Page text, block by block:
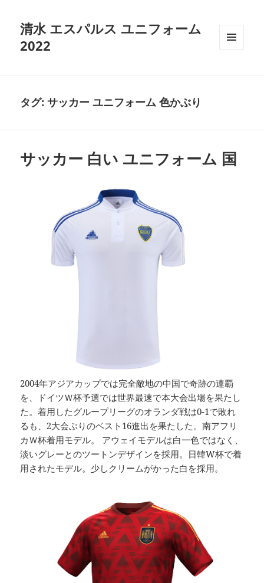
清水 エスパルス ユニフォーム
2022
タグ:サッカー ユニフォーム 色かぶり
サッカー 白い ユニフォーム 国
2004年アジアカップでは完全敵地の中国で奇跡の連覇
を、ドイツＷ杯予選では世界最速で本大会出場を果たし
た。着用したグループリーグのオランダ戦は0-1で敗れ
るも、2大会ぶりのベスト16進出を果たした。南アフリ
カＷ杯着用モデル。 アウェイモデルは白一色ではなく、
淡いグレーとのツートンデザインを採用。日韓W杯で着
用されたモデル。少しクリームがかった白を採用。